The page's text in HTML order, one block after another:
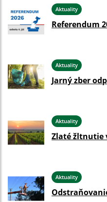
Aktuality
Referendum
Aktuality
Jarný zber
Aktuality
Zlaté žltnutie
Aktuality